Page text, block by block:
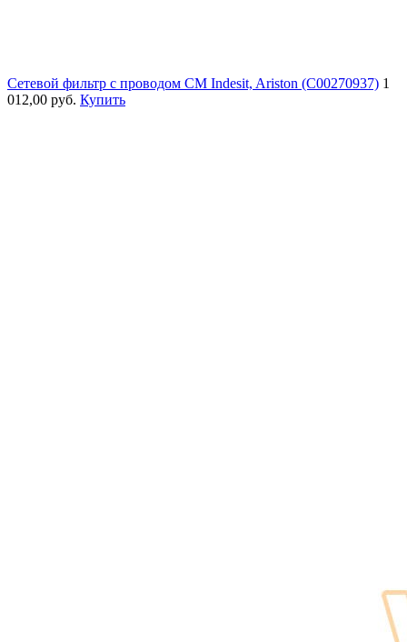
Сетевой фильтр с проводом СМ Indesit, Ariston (C00270937) 1
012,00 руб. Купить